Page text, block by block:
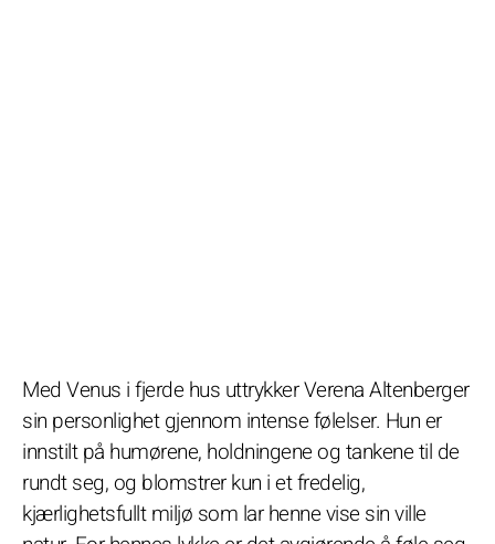
Med Venus i fjerde hus uttrykker Verena Altenberger
sin personlighet gjennom intense følelser. Hun er
innstilt på humørene, holdningene og tankene til de
rundt seg, og blomstrer kun i et fredelig,
kjærlighetsfullt miljø som lar henne vise sin ville